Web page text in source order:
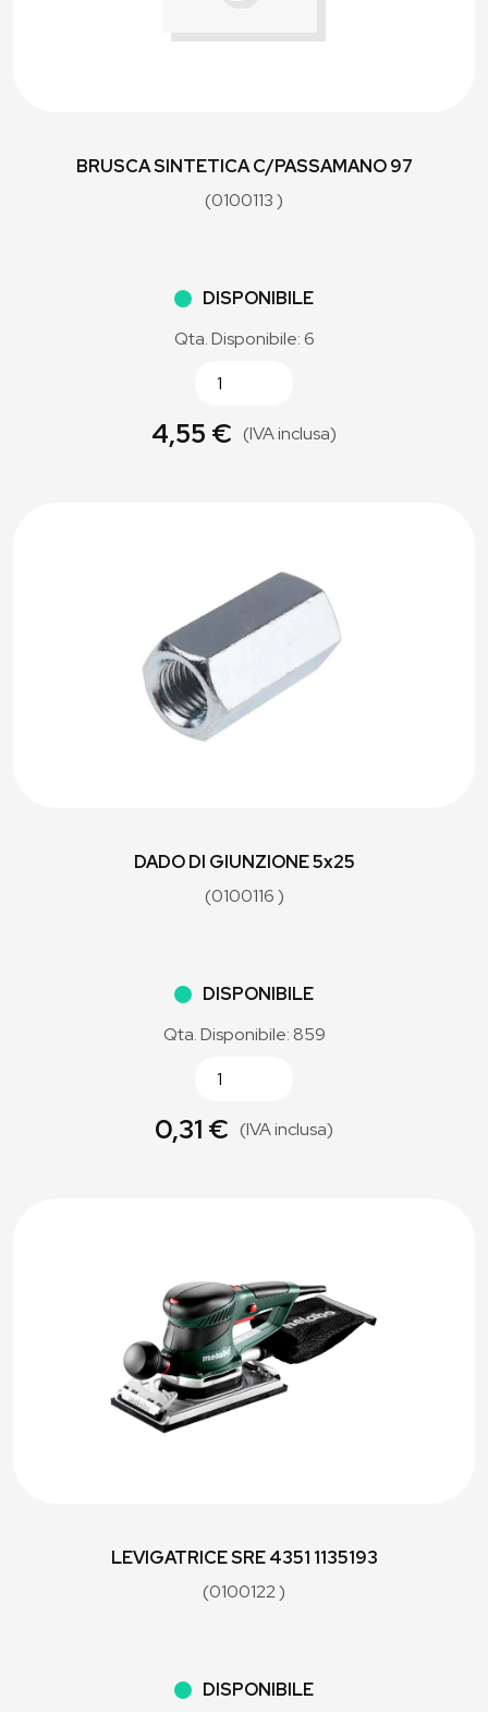
BRUSCA SINTETICA C/PASSAMANO 97
(0100113 )
DISPONIBILE
Qta. Disponibile: 6
4,55 € (IVA inclusa)
DADO DI GIUNZIONE 5x25
(0100116 )
DISPONIBILE
Qta. Disponibile: 859
0,31 € (IVA inclusa)
LEVIGATRICE SRE 4351 1135193
(0100122 )
DISPONIBILE